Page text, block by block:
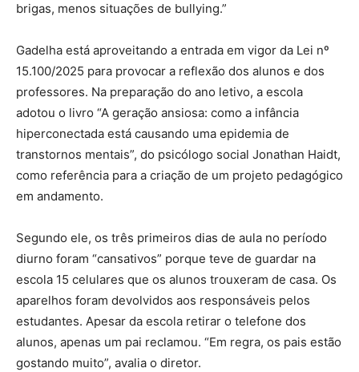
brigas, menos situações de bullying.”
Gadelha está aproveitando a entrada em vigor da Lei nº
15.100/2025 para provocar a reflexão dos alunos e dos
professores. Na preparação do ano letivo, a escola
adotou o livro “A geração ansiosa: como a infância
hiperconectada está causando uma epidemia de
transtornos mentais”, do psicólogo social Jonathan Haidt,
como referência para a criação de um projeto pedagógico
em andamento.
Segundo ele, os três primeiros dias de aula no período
diurno foram “cansativos” porque teve de guardar na
escola 15 celulares que os alunos trouxeram de casa. Os
aparelhos foram devolvidos aos responsáveis pelos
estudantes. Apesar da escola retirar o telefone dos
alunos, apenas um pai reclamou. “Em regra, os pais estão
gostando muito”, avalia o diretor.